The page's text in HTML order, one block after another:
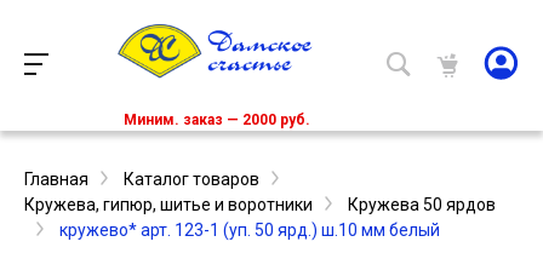
Миним. заказ — 2000 руб.
Главная
Каталог товаров
Кружева, гипюр, шитье и воротники
Кружева 50 ярдов
кружево* арт. 123-1 (уп. 50 ярд.) ш.10 мм белый